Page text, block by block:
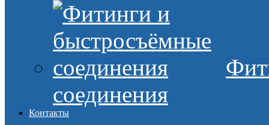
соединения
Контакты